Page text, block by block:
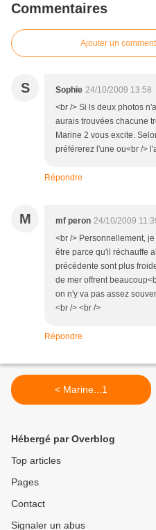
Commentaires
Ajouter un
S Sophie 24/10/2009 13:58
<br /> Si ls deux photos
aurais trouvées chacune
Marine 2 vous excite.
préférerez l'une ou<br />
Répondre
M mf peron 24/10/2009
<br /> Personnellement,
être parce qu'il réchauffe
précédente sont plus
de mer offrent
on n'y va pas assez
<br /> <br />
Répondre
< Marine...1
Hébergé par Overblog
Top articles
Pages
Contact
Signaler un abus